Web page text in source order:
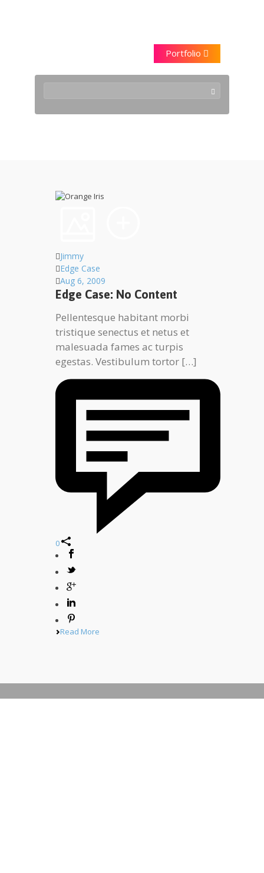
Portfolio
Jimmy
Edge Case
Aug 6, 2009
Edge Case: No Content
Pellentesque habitant morbi
tristique senectus et netus et
malesuada fames ac turpis
egestas. Vestibulum tortor […]
0
Read More